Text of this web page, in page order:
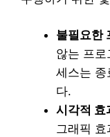
불필요한
않는 프
세스는 종
다.
시각적 효
그래픽